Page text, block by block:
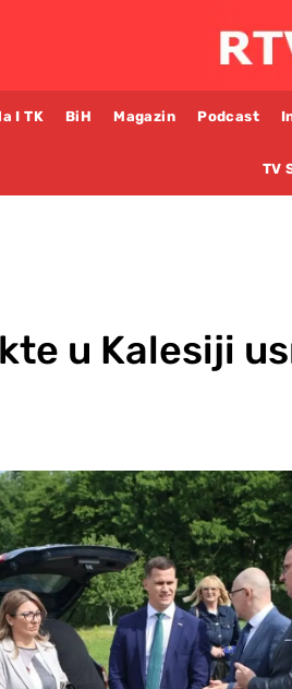
I TK BiH Magazin Podcast
TV
u Kalesiji